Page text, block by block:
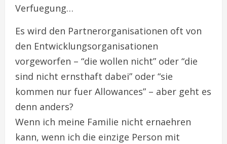
Verfuegung…
Es wird den Partnerorganisationen oft von
den Entwicklungsorganisationen
vorgeworfen – “die wollen nicht” oder “die
sind nicht ernsthaft dabei” oder “sie
kommen nur fuer Allowances” – aber geht es
denn anders?
Wenn ich meine Familie nicht ernaehren
kann, wenn ich die einzige Person mit